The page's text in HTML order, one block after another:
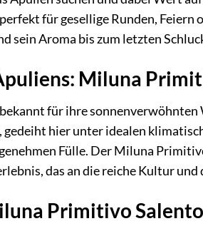
für gesellige Runden, Feiern
sein Aroma bis zum letzten
Miluna
für ihre
hier unter idealen
Fülle. Der Miluna
das an die reiche Kultur
Primitivo